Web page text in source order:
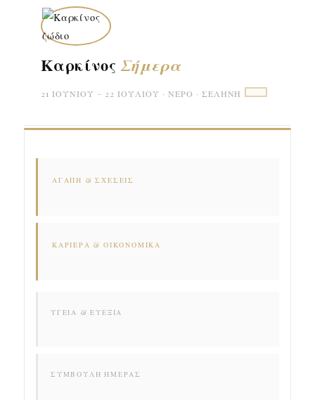
ΚαρκίνοςΣήμερα
21 ΙΟΥΝΊΟΥ – 22 ΙΟΥΛΊΟΥ · ΝΕΡΌ · ΣΕΛΉΝΗ
ΑΓΆΠΗ & ΣΧΈΣΕΙΣ
ΚΑΡΙΈΡΑ & ΟΙΚΟΝΟΜΙΚΆ
ΥΓΕΊΑ & ΕΥΕΞΊΑ
ΣΥΜΒΟΥΛΉ ΗΜΈΡΑΣ